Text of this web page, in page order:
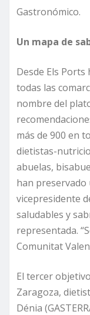
Gastronómico.
Un mapa de
Desde Els Ports
todas las
nombre del
más de 900 en
dietistas-
abuelas,
han
vicepresidente
saludables y
representada.
Comunitat
El tercer
Zaragoza,
Dénia